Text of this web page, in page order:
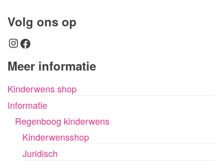
Volg ons op
Instagram
Facebook
Meer informatie
Kinderwens shop
Informatie
Regenboog kinderwens
Kinderwensshop
Juridisch